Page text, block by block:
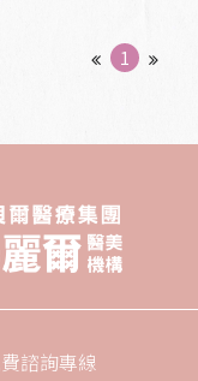
1
諮詢專線